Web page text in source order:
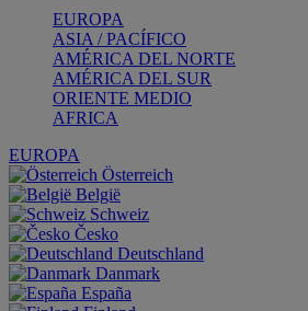
EUROPA
ASIA / PACÍFICO
AMÉRICA DEL NORTE
AMÉRICA DEL SUR
ORIENTE MEDIO
AFRICA
EUROPA
Österreich
België
Schweiz
Česko
Deutschland
Danmark
España